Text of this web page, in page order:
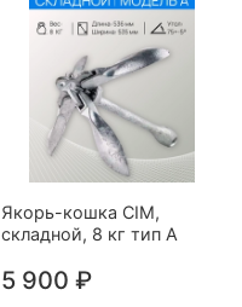
Якорь-кошка CIM,
складной, 8 кг тип А
5 900 ₽